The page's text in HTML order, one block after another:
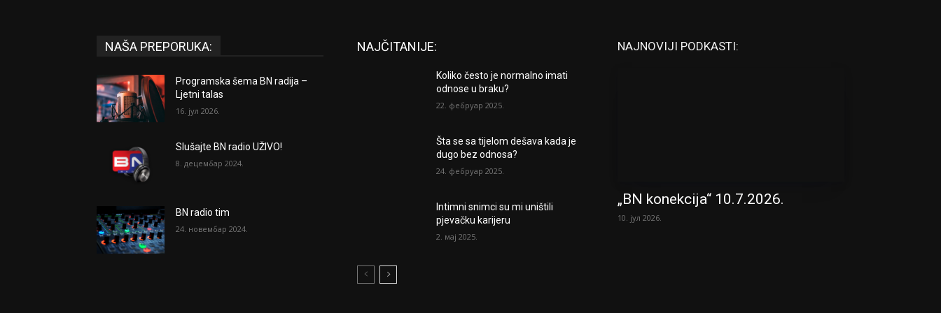
NAŠA PREPORUKA:
Programska šema BN radija –
Ljetni talas
16. јул 2026.
Slušajte BN radio UŽIVO!
8. децембар 2024.
BN radio tim
24. новембар 2024.
NAJČITANIJE:
Koliko često je normalno imati
odnose u braku?
22. фебруар 2025.
Šta se sa tijelom dešava kada je
dugo bez odnosa?
24. фебруар 2025.
Intimni snimci su mi uništili
pjevačku karijeru
2. мај 2025.
NAJNOVIJI PODKASTI:
„BN konekcija“ 10.7.2026.
10. јул 2026.